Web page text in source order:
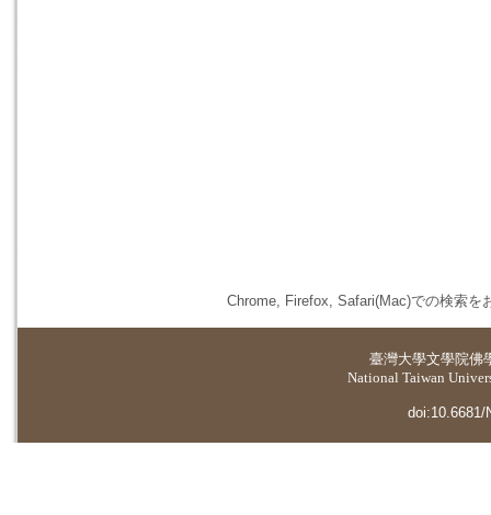
Chrome, Firefox, Safari(Mac)での検索を
臺灣大學文學院佛
National Taiwan
doi:10.6681/